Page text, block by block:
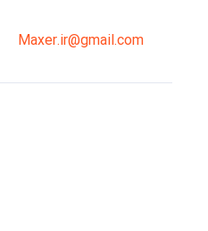
Maxer.ir@gmail.com